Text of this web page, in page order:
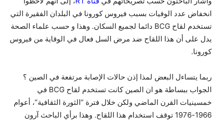
انخفاض عدد الوفيات بسبب فيروس كورونا في البلدان الفقيرة التي
تستخدم لقاح BCG دائما لجميع السكان. وهذا و حسب علماء الصحة
يدل على أن هذا اللقاح ضد مرض السل فعال في الوقاية من فيروس
كورونا.
ربما يتساءل البعض لمذا إذن حالات الإصابة مرتفعة في الصين ؟
الجواب ببساطة هو ان الصين كانت تستخدم لقاح BCG في
خمسينيات القرن الماضي ولكن خلال فترة “الثورة الثقافية”، أعوام
1966-1976 توقف استخدام هذا اللقاح. وهذا برأي الباحث آرون